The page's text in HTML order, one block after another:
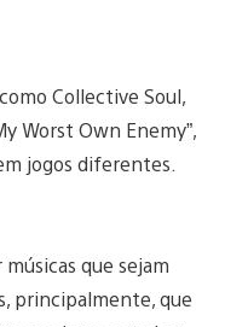
Collective Soul,
Worst Own Enemy”,
jogos diferentes.
que sejam
principalmente, que